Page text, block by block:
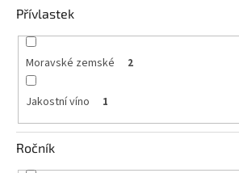
Přívlastek
Moravské zemské 2
Jakostní víno 1
Ročník